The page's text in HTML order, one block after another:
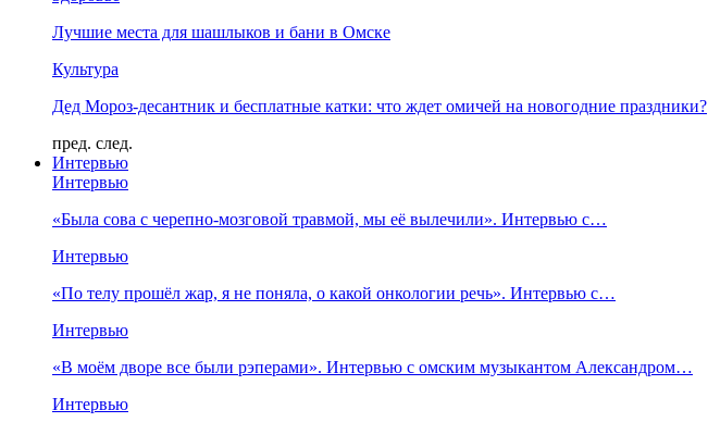
Лучшие места для шашлыков и бани в Омске
Культура
Дед Мороз-десантник и бесплатные катки: что ждет омичей на новогодние праздники?
пред. след.
Интервью
Интервью
«Была сова с черепно-мозговой травмой, мы её вылечили». Интервью с…
Интервью
«По телу прошёл жар, я не поняла, о какой онкологии речь». Интервью с…
Интервью
«В моём дворе все были рэперами». Интервью с омским музыкантом Александром…
Интервью